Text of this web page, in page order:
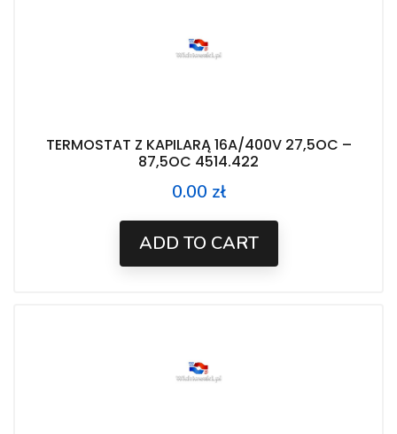
TERMOSTAT Z KAPILARĄ 16A/400V 27,5OC –
87,5OC 4514.422
Price
0.00 zł
ADD TO CART